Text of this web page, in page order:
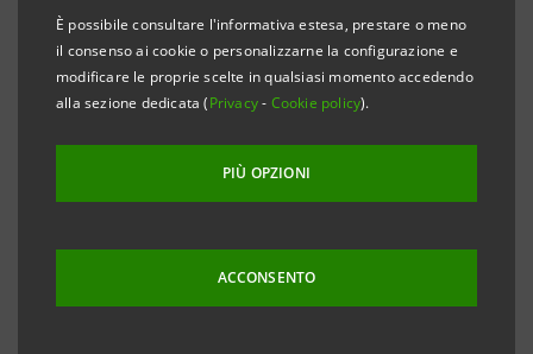
È possibile consultare l'informativa estesa, prestare o meno
il consenso ai cookie o personalizzarne la configurazione e
modificare le proprie scelte in qualsiasi momento accedendo
alla sezione dedicata (Privacy- Cookie policy).
PIÙ OPZIONI
ACCONSENTO
presenza della Banca e dell’Associazione
imprenditoriale a Shanghai, e all’attività di Sibac,
controllata cinese di Intesa Sanpaolo
• Assistenza capillare e qualificata sul territorio
nazionale attraverso la rete di oltre 500 specialisti